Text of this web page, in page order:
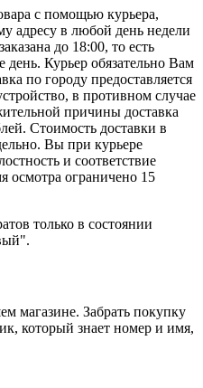
с помощью курьера,
адресу в любой день недели
до 18:00, то есть
день. Курьер обязательно Вам
по городу предоставляется
в противном случае
причины доставка
Стоимость доставки в
Вы при курьере
и соответствие
осмотра ограничено 15
только в состоянии
магазине. Забрать покупку
который знает номер и имя,